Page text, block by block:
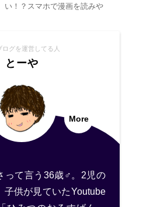
い！？スマホで漫画を読みや
ログを運営してる人
とーや
More
って言う36歳♂。2児の
子供が見ていたYoutube